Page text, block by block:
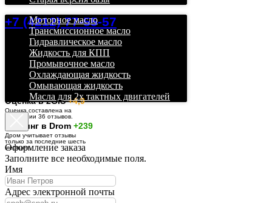
+7 (4212) 77-55-57
Оценка в 2GIS+4,9
Оценка составлена на
основании 36 отзывов.
Рейтинг в Drom +239
Дром учитывает отзывы
только за последние шесть
месяцев.
Моторное масло
Трансмиссионное масло
Гидравлическое масло
Жидкость для КПП
Промывочное масло
Охлаждающая жидкость
Омывающая жидкость
Масла для 2х тактных двигателей
Оформление заказа
Заполните все необходимые поля.
Имя
Адрес электронной почты